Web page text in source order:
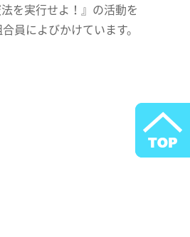
を実行せよ！』の活動を
員によびかけています。